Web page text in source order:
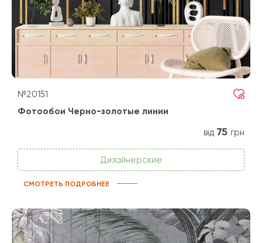
№20151
Фотообои Черно-золотые линии
від 75 грн
Дизайнерские
СМОТРЕТЬ ПОДРОБНЕЕ